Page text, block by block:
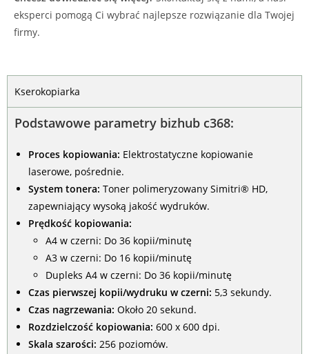
eksperci pomogą Ci wybrać najlepsze rozwiązanie dla Twojej
firmy.
Kserokopiarka
Podstawowe parametry bizhub c368:
Proces kopiowania: Elektrostatyczne kopiowanie
laserowe, pośrednie.
System tonera: Toner polimeryzowany Simitri® HD,
zapewniający wysoką jakość wydruków.
Prędkość kopiowania:
A4 w czerni: Do 36 kopii/minutę
A3 w czerni: Do 16 kopii/minutę
Dupleks A4 w czerni: Do 36 kopii/minutę
Czas pierwszej kopii/wydruku w czerni: 5,3 sekundy.
Czas nagrzewania: Około 20 sekund.
Rozdzielczość kopiowania: 600 x 600 dpi.
Skala szarości: 256 poziomów.